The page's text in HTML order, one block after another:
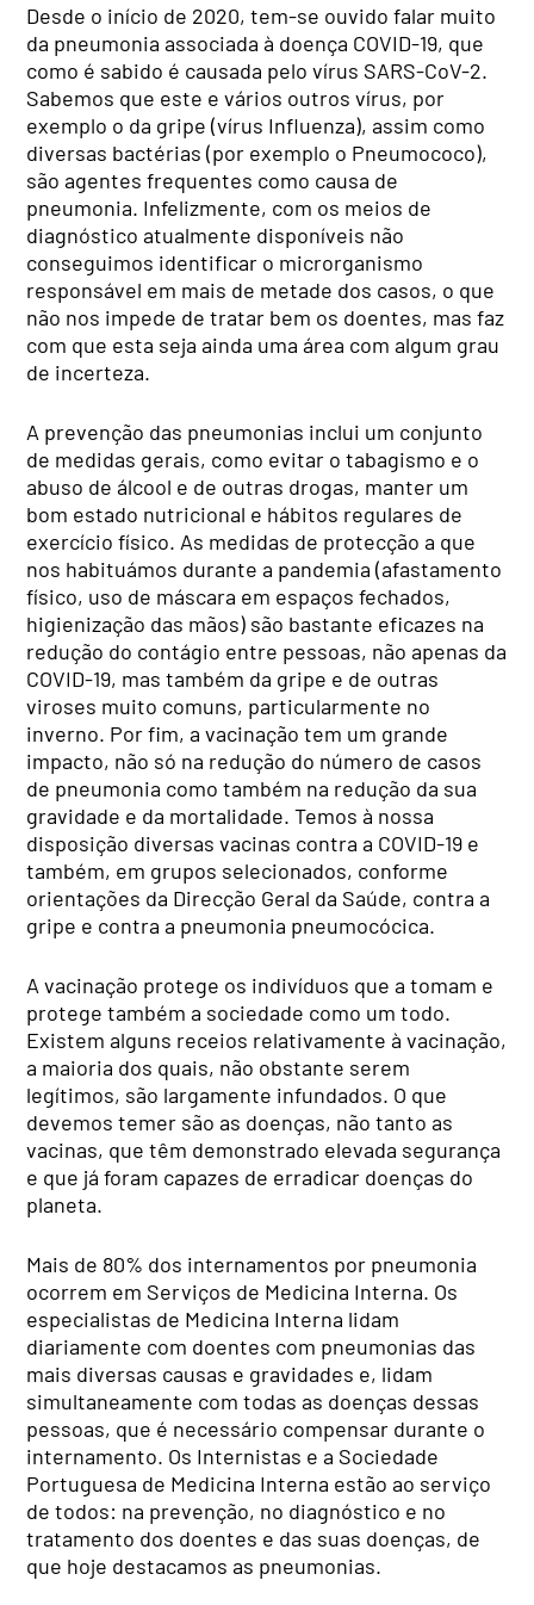
Desde o início de 2020, tem-se ouvido falar muito
da pneumonia associada à doença COVID-19, que
como é sabido é causada pelo vírus SARS-CoV-2.
Sabemos que este e vários outros vírus, por
exemplo o da gripe (vírus Influenza), assim como
diversas bactérias (por exemplo o Pneumococo),
são agentes frequentes como causa de
pneumonia. Infelizmente, com os meios de
diagnóstico atualmente disponíveis não
conseguimos identificar o microrganismo
responsável em mais de metade dos casos, o que
não nos impede de tratar bem os doentes, mas faz
com que esta seja ainda uma área com algum grau
de incerteza.
A prevenção das pneumonias inclui um conjunto
de medidas gerais, como evitar o tabagismo e o
abuso de álcool e de outras drogas, manter um
bom estado nutricional e hábitos regulares de
exercício físico. As medidas de protecção a que
nos habituámos durante a pandemia (afastamento
físico, uso de máscara em espaços fechados,
higienização das mãos) são bastante eficazes na
redução do contágio entre pessoas, não apenas da
COVID-19, mas também da gripe e de outras
viroses muito comuns, particularmente no
inverno. Por fim, a vacinação tem um grande
impacto, não só na redução do número de casos
de pneumonia como também na redução da sua
gravidade e da mortalidade. Temos à nossa
disposição diversas vacinas contra a COVID-19 e
também, em grupos selecionados, conforme
orientações da Direcção Geral da Saúde, contra a
gripe e contra a pneumonia pneumocócica.
A vacinação protege os indivíduos que a tomam e
protege também a sociedade como um todo.
Existem alguns receios relativamente à vacinação,
a maioria dos quais, não obstante serem
legítimos, são largamente infundados. O que
devemos temer são as doenças, não tanto as
vacinas, que têm demonstrado elevada segurança
e que já foram capazes de erradicar doenças do
planeta.
Mais de 80% dos internamentos por pneumonia
ocorrem em Serviços de Medicina Interna. Os
especialistas de Medicina Interna lidam
diariamente com doentes com pneumonias das
mais diversas causas e gravidades e, lidam
simultaneamente com todas as doenças dessas
pessoas, que é necessário compensar durante o
internamento. Os Internistas e a Sociedade
Portuguesa de Medicina Interna estão ao serviço
de todos: na prevenção, no diagnóstico e no
tratamento dos doentes e das suas doenças, de
que hoje destacamos as pneumonias.